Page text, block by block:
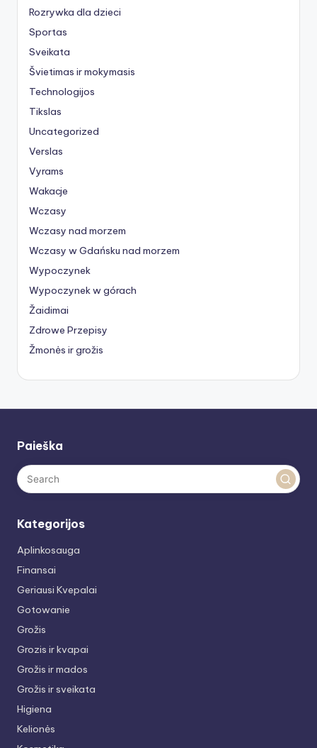
Rozrywka dla dzieci
Sportas
Sveikata
Švietimas ir mokymasis
Technologijos
Tikslas
Uncategorized
Verslas
Vyrams
Wakacje
Wczasy
Wczasy nad morzem
Wczasy w Gdańsku nad morzem
Wypoczynek
Wypoczynek w górach
Žaidimai
Zdrowe Przepisy
Žmonės ir grožis
Paieška
Kategorijos
Aplinkosauga
Finansai
Geriausi Kvepalai
Gotowanie
Grožis
Grozis ir kvapai
Grožis ir mados
Grožis ir sveikata
Higiena
Kelionės